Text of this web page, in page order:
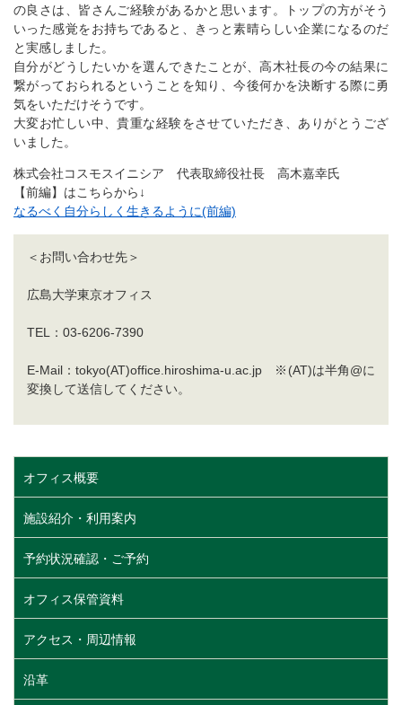
の良さは、皆さんご経験があるかと思います。トップの方がそう
いった感覚をお持ちであると、きっと素晴らしい企業になるのだ
と実感しました。
自分がどうしたいかを選んできたことが、高木社長の今の結果に
繋がっておられるということを知り、今後何かを決断する際に勇
気をいただけそうです。
大変お忙しい中、貴重な経験をさせていただき、ありがとうござ
いました。
株式会社コスモスイニシア 代表取締役社長 高木嘉幸氏
【前編】はこちらから↓
なるべく自分らしく生きるように(前編)
＜お問い合わせ先＞
広島大学東京オフィス
TEL：03-6206-7390
E-Mail：tokyo(AT)office.hiroshima-u.ac.jp ※(AT)は半角@に
変換して送信してください。
オフィス概要
施設紹介・利用案内
予約状況確認・ご予約
オフィス保管資料
アクセス・周辺情報
沿革